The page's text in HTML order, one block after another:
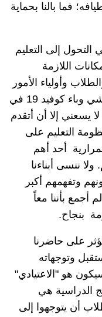
فما بالنا بحماية
إلى التعليم
اللازمة
وأولياء الأمور
بما يضمن سلامة الجميع في ظل تفشي وباء كوفيد 19 في
يسعني إلا أن أتقدم
التعليم على
أحد أهم
ننسى أبناءنا
وتفهمهم أكبر
أجمع بأننا معاً
بنجاح.
تؤثر على حاضرنا
وتوجهاته
هو "الاعتيادي"
الدراسية هي
أن يتوجهوا إلى